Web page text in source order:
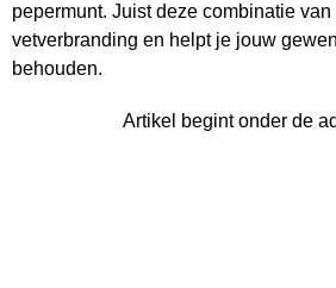
pepermunt. Juist deze combinatie
vetverbranding en helpt je jouw
behouden.
Artikel begint onder de